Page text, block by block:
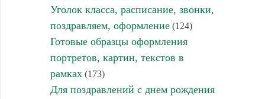
Уголок класса, расписание, звонки,
поздравляем, оформление(124)
Готовые образцы оформления
портретов, картин, текстов в
рамках(173)
Для поздравлений с днем рождения